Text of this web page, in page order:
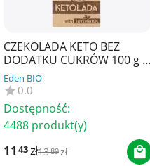
CZEKOLADA KETO BEZ
DODATKU CUKRÓW 100 g -
KETOLADA
Eden BIO
0.0
Dostępność:
4488 produkt(y)
11 43zł1389zł